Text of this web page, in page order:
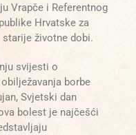
Vrapče i Referentnog
Hrvatske za
životne dobi.
svijesti o
borbe
Svjetski dan
bolest je najčešći